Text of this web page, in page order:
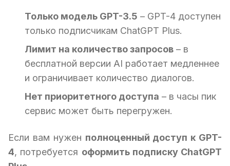
Только модель GPT-3.5 – GPT-4 доступен
только подписчикам ChatGPT Plus.
Лимит на количество запросов – в
бесплатной версии AI работает медленнее
и ограничивает количество диалогов.
Нет приоритетного доступа – в часы пик
сервис может быть перегружен.
Если вам нужен полноценный доступ к GPT-
4, потребуется оформить подписку ChatGPT